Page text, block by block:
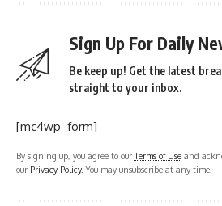
Sign Up For Daily
Be keep up! Get the latest
straight to your inbox.
[mc4wp_form]
By signing up, you agree to ourTerms of Use and
our Privacy Policy. You may unsubscribe at any time.